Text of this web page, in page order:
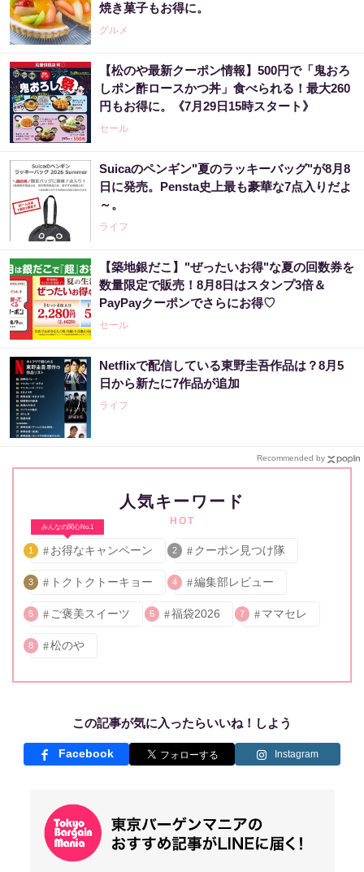
焼き菓子もお得に。
グルメ
【松のや最新クーポン情報】500円で「鬼おろ
しポン酢ロースかつ丼」食べられる！最大260
円もお得に。《7月29日15時スタート》
セール
Suicaのペンギン"夏のラッキーバッグ"が8月8
日に発売。Pensta史上最も豪華な7点入りだよ
～。
ライフ
【築地銀だこ】"ぜったいお得"な夏の回数券を
数量限定で販売！8月8日はスタンプ3倍＆
PayPayクーポンでさらにお得♡
セール
Netflixで配信している東野圭吾作品は？8月5
日から新たに7作品が追加
ライフ
Recommended by
人気キーワード
HOT
みんなの関心No.1
1 お得なキャンペーン 2 クーポン見つけ隊
3 トクトクトーキョー 4 編集部レビュー
5 ご褒美スイーツ 6 福袋2026 7 ママセレ
8 松のや
この記事が気に入ったらいいね！しよう
Facebook Instagram